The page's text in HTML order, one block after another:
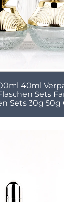
40ml
Sets
Sets 30g 50g